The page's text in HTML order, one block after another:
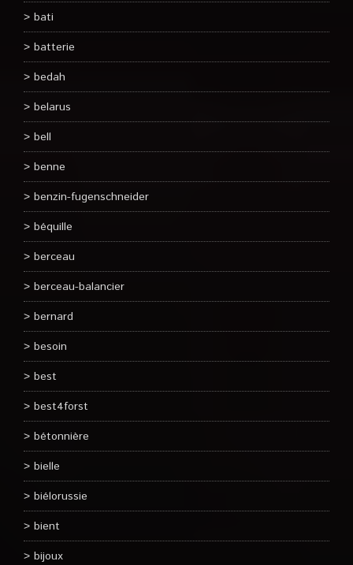
bati
batterie
bedah
belarus
bell
benne
benzin-fugenschneider
béquille
berceau
berceau-balancier
bernard
besoin
best
best4forst
bétonnière
bielle
biélorussie
bient
bijoux